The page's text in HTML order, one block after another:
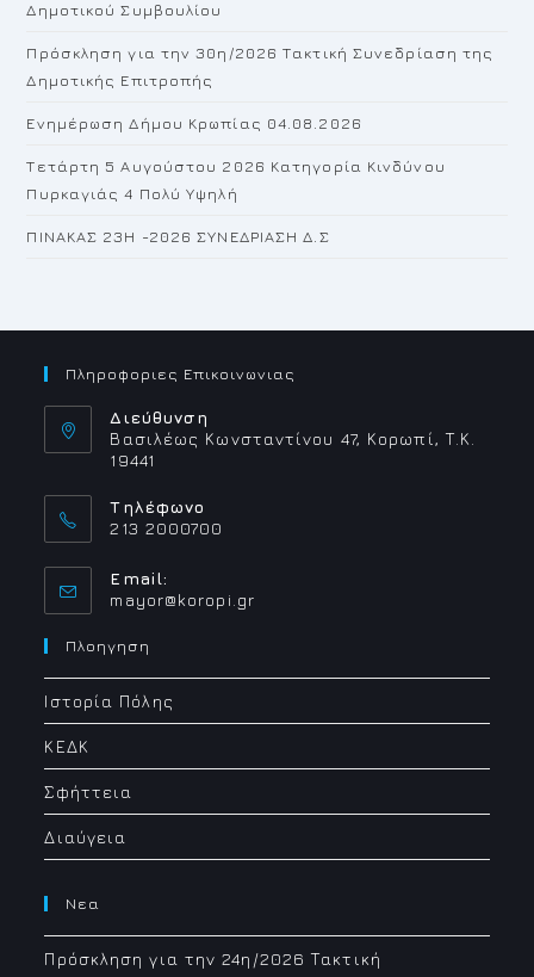
Δημοτικού Συμβουλίου
Πρόσκληση για την 30η/2026 Τακτική Συνεδρίαση της
Δημοτικής Επιτροπής
Ενημέρωση Δήμου Κρωπίας 04.08.2026
Τετάρτη 5 Αυγούστου 2026 Κατηγορία Κινδύνου
Πυρκαγιάς 4 Πολύ Υψηλή
ΠΙΝΑΚΑΣ 23H -2026 ΣΥΝΕΔΡΙΑΣΗ Δ.Σ
Πληροφοριες Επικοινωνιας
Διεύθυνση
Βασιλέως Κωνσταντίνου 47, Κορωπί, Τ.Κ.
19441
Τηλέφωνο
213 2000700
Email:
mayor@koropi.grOpens
Πλοηγηση
Ιστορία Πόλης
ΚΕΔΚ
Σφήττεια
Διαύγεια
Νεα
Πρόσκληση για την 24η/2026 Τακτική